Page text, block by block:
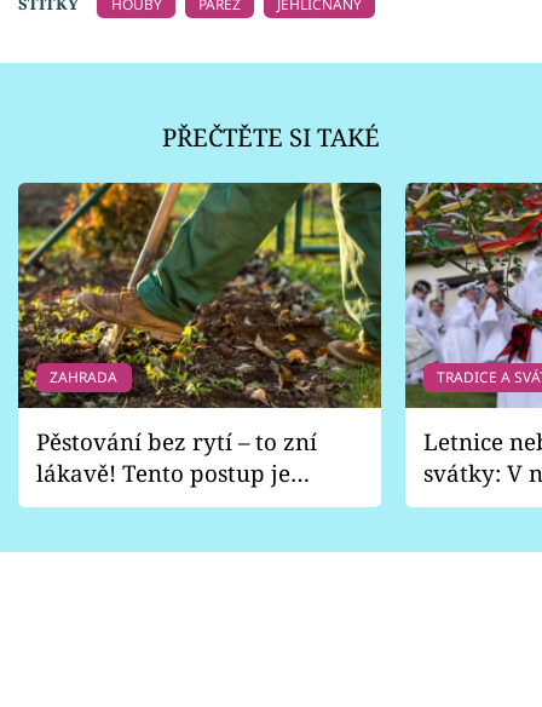
PŘEČTĚTE SI TAKÉ
ZAHRADA
Pěstování bez rytí – to zní
lákavě! Tento postup je
vhodný jen pro některé
TRADICE A
Letnice
svátky: V
pondělí